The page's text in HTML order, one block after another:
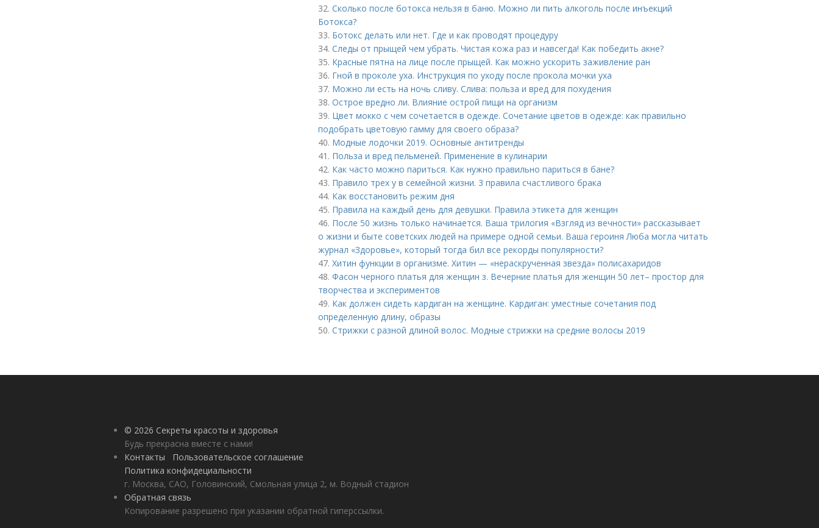
32. Сколько после ботокса нельзя в баню. Можно ли пить алкоголь после инъекций
Ботокса?
33. Ботокс делать или нет. Где и как проводят процедуру
34. Следы от прыщей чем убрать. Чистая кожа раз и навсегда! Как победить акне?
35. Красные пятна на лице после прыщей. Как можно ускорить заживление ран
36. Гной в проколе уха. Инструкция по уходу после прокола мочки уха
37. Можно ли есть на ночь сливу. Слива: польза и вред для похудения
38. Острое вредно ли. Влияние острой пищи на организм
39. Цвет мокко с чем сочетается в одежде. Сочетание цветов в одежде: как правильно
подобрать цветовую гамму для своего образа?
40. Модные лодочки 2019. Основные антитренды
41. Польза и вред пельменей. Применение в кулинарии
42. Как часто можно париться. Как нужно правильно париться в бане?
43. Правило трех у в семейной жизни. 3 правила счастливого брака
44. Как восстановить режим дня
45. Правила на каждый день для девушки. Правила этикета для женщин
46. После 50 жизнь только начинается. Ваша трилогия «Взгляд из вечности» рассказывает
о жизни и быте советских людей на примере одной семьи. Ваша героиня Люба могла читать
журнал «Здоровье», который тогда бил все рекорды популярности?
47. Хитин функции в организме. Хитин — «нераскрученная звезда» полисахаридов
48. Фасон черного платья для женщин з. Вечерние платья для женщин 50 лет– простор для
творчества и экспериментов
49. Как должен сидеть кардиган на женщине. Кардиган: уместные сочетания под
определенную длину, образы
50. Стрижки с разной длиной волос. Модные стрижки на средние волосы 2019
© 2026 Секреты красоты и здоровья
Будь прекрасна вместе с нами!
Контакты
Пользовательское соглашение
Политика конфидециальности
г. Москва, САО, Головинский, Смольная улица 2, м. Водный стадион
Обратная связь
Копирование разрешено при указании обратной гиперссылки.